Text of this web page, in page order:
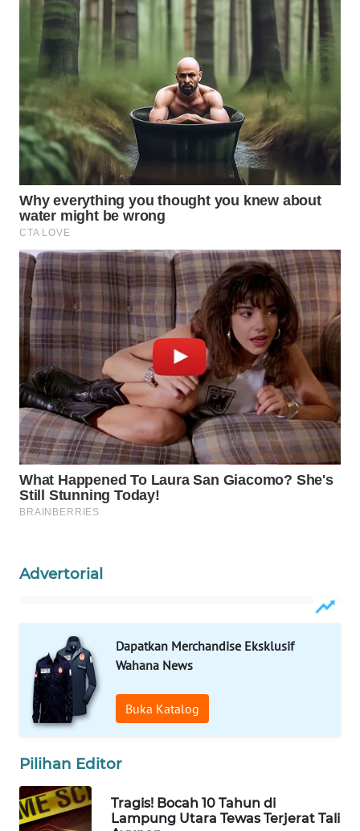
Advertorial
Dapatkan Merchandise Eksklusif
Wahana News
Buka Katalog
Pilihan Editor
Tragis! Bocah 10 Tahun di
Lampung Utara Tewas Terjerat Tali
WAHANANEWS
CO ID
WAHANANEWS
NET
WAHANA
SPORT
WAHANA
UMKM
WAHANA
SELEB
WAHANA
PERSONA
WAHANA
OTOMOTIF
WAHANA
HEALTH
WAHANA
DESA
LAPAK
WAHANA
Wahana
KONSUMEN
LISTRIK
MASYARAKAT
KELISTRIKAN
WALINKI
ID